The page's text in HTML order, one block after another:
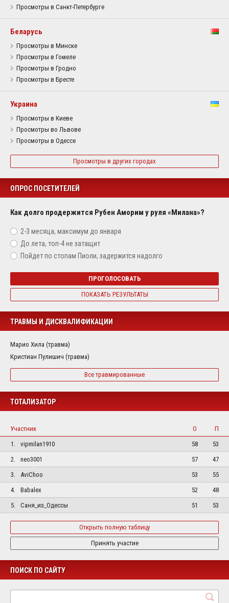
Просмотры в Санкт-Петербурге
Беларусь
Просмотры в Минске
Просмотры в Гомеле
Просмотры в Гродно
Просмотры в Бресте
Украина
Просмотры в Киеве
Просмотры во Львове
Просмотры в Одессе
Просмотры в других городах
ОПРОС ПОСЕТИТЕЛЕЙ
Как долго продержится Рубен Аморим у руля «Милана»?
2-3 месяца, максимум до января
До лета, топ-4 не затащит
Пойдет по стопам Пиоли, задержится надолго
ПРОГОЛОСОВАТЬ
ПОКАЗАТЬ РЕЗУЛЬТАТЫ
ТРАВМЫ И ДИСКВАЛИФИКАЦИИ
Марио Хила (травма)
Кристиан Пулишич (травма)
Все травмированные
ТОТАЛИЗАТОР
Участник О
П
1.
vipmilan1910 58
53
2.
neo3001 57
47
3.
AviChoo 53
55
4.
Babalex 52
48
5.
Саня_из_Одессы 51 53
Открыть полную таблицу
Принять участие
ПОИСК ПО САЙТУ